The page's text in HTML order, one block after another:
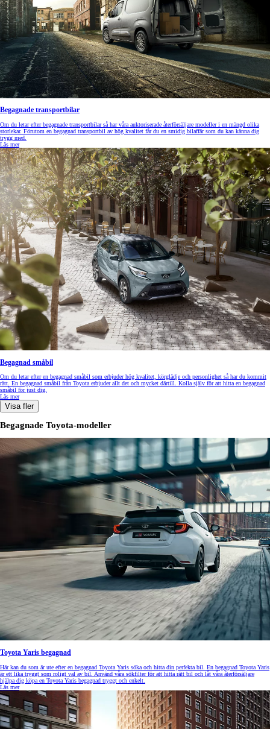
Begagnade transportbilar
Om du letar efter begagnade transportbilar så har våra auktoriserade återförsäljare modeller i en mängd olika
storlekar. Förutom en begagnad transportbil av hög kvalitet får du en smidig bilaffär som du kan känna dig
trygg med.
Läs mer
Begagnad småbil
Om du letar efter en begagnad småbil som erbjuder hög kvalitet, körglädje och personlighet så har du kommit
rätt. En begagnad småbil från Toyota erbjuder allt det och mycket därtill. Kolla själv för att hitta en begagnad
småbil för just dig.
Läs mer
Visa fler
Begagnade Toyota-modeller
Toyota Yaris begagnad
Här kan du som är ute efter en begagnad Toyota Yaris söka och hitta din perfekta bil. En begagnad Toyota Yaris
är ett lika tryggt som roligt val av bil. Använd våra sökfilter för att hitta rätt bil och låt våra återförsäljare
hjälpa dig köpa en Toyota Yaris begagnad tryggt och enkelt.
Läs mer